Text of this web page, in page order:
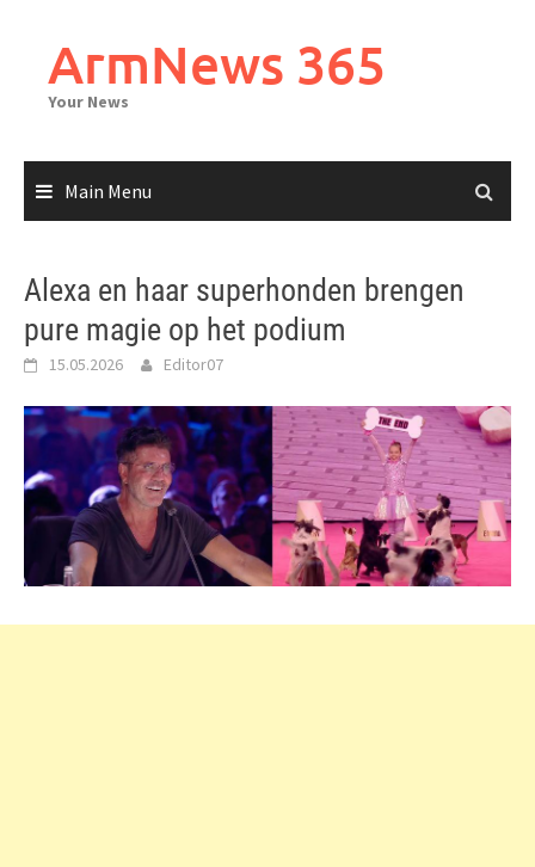
contentArmNews 365
Your News
Main Menu
Alexa en haar superhonden brengen
pure magie op het podium
15.05.2026 Editor07